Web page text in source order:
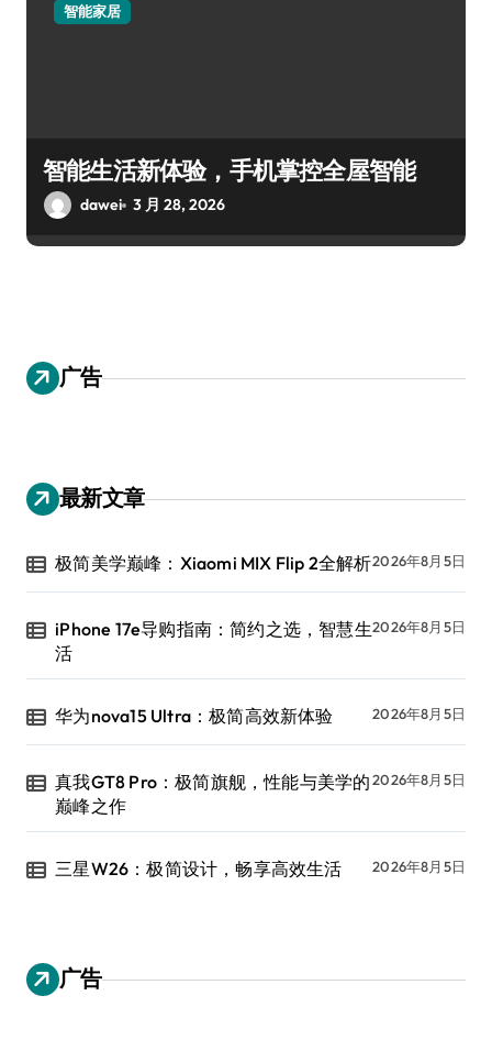
智能家居
智能生活新体验，手机掌控全屋智能
dawei 3 月 28, 2026
广告
最新文章
极简美学巅峰：Xiaomi MIX Flip 2全解析2026年8月5日
iPhone 17e导购指南：简约之选，智慧生
活
2026年8月5日
华为nova15 Ultra：极简高效新体验 2026年8月5日
真我GT8 Pro：极简旗舰，性能与美学的
巅峰之作
2026年8月5日
三星W26：极简设计，畅享高效生活 2026年8月5日
广告